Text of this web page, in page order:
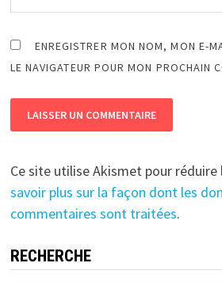
ENREGISTRER MON NOM, MON E-
LE NAVIGATEUR POUR MON PROCHAIN
Ce site utilise Akismet pour réduire
savoir plus sur la façon dont les
commentaires sont traitées.
RECHERCHE